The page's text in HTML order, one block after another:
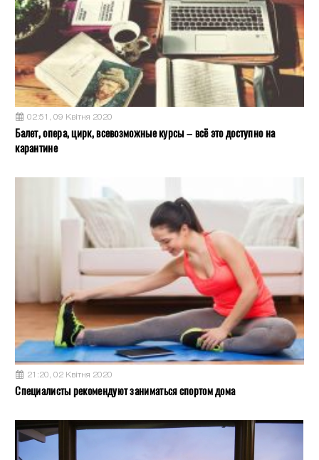
02:51, 09 Квітня 2020
Балет, опера, цирк, всевозможные курсы – всё это доступно на
карантине
21:20, 02 Квітня 2020
Специалисты рекомендуют заниматься спортом дома